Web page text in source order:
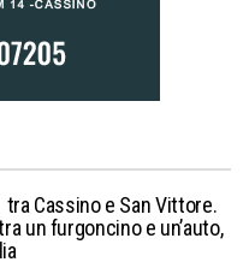
tra Cassino e San Vittore.
un furgoncino e un’auto,